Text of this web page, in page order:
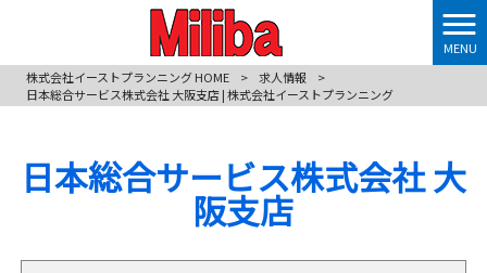
MENU
株式会社イーストプランニング HOME
> 求人情報
>
日本総合サービス株式会社 大阪支店 | 株式会社イーストプランニング
日本総合サービス株式会社 大
阪支店